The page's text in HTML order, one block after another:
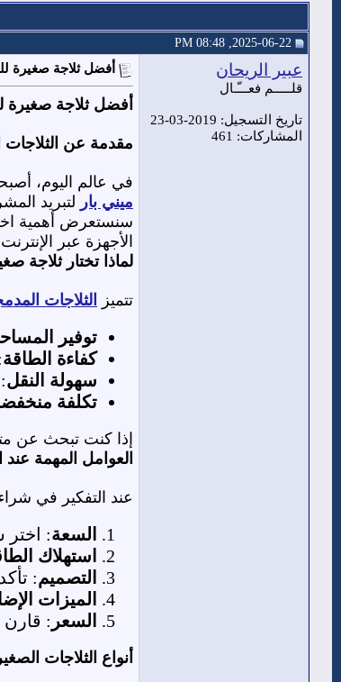
عبير الريحان
قلـــــم فعـــّـال
تاريخ التسجيل: 2019-03-23
المشاركات: 461
أفضل ثلاجة صغيرة
أفضل ثلاجة صغيرة
مقدمة عن الثلاجات
في عالم اليوم،
ميني بار لتبريد
سنستعرض أهمية
الأجهزة عبر
لماذا تختار ثلاجة
تتميز الثلاجات
توفير
كفاءة الطاقة
سهولة النقل
تكلفة
إذا كنت تبحث عن
العوامل المهمة عند
عند التفكير في
السعة: اختر
استهلاك
التصميم:
الميزات
السعر : قارن
أنواع الثلاجات